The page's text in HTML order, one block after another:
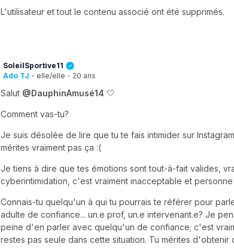
L'utilisateur et tout le contenu associé ont été supprimés.
SoleilSportive11
Ado TJ · elle/elle · 20 ans
Salut @DauphinAmusé14 🤍
Comment vas-tu?
Je suis désolée de lire que tu te fais intimider sur
mérites vraiment pas ça :(
Je tiens à dire que tes émotions sont tout-à-fait valides,
cyberintimidation, c'est vraiment inacceptable et personne
Connais-tu quelqu'un à qui tu pourrais te référer pour
adulte de confiance... un.e prof, un.e intervenant.e? Je
peine d'en parler avec quelqu'un de confiance; c'est
restes pas seule dans cette situation. Tu mérites d'obtenir